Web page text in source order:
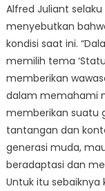
Alfred Juliant
menyebutkan
kondisi saat ini.
memilih tema
memberikan
dalam memahami
memberikan suatu
tantangan dan
generasi muda,
beradaptasi dan
Untuk itu